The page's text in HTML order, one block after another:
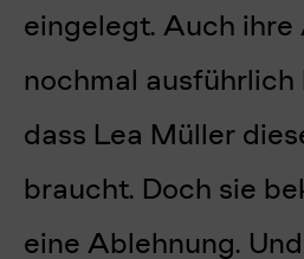
eingelegt. Auch
nochmal
dass Lea Müller
braucht. Doch sie
eine Ablehnung.